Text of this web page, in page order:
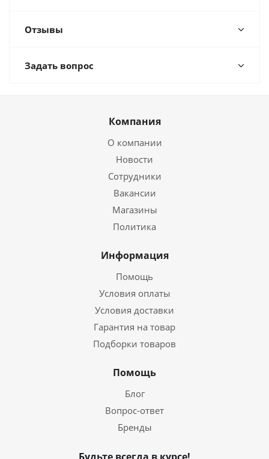
Отзывы
Задать вопрос
Компания
О компании
Новости
Сотрудники
Вакансии
Магазины
Политика
Информация
Помощь
Условия оплаты
Условия доставки
Гарантия на товар
Подборки товаров
Помощь
Блог
Вопрос-ответ
Бренды